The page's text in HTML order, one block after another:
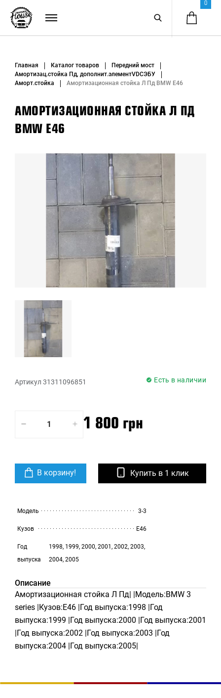
0
Главная Каталог товаров
Передний мост
Амортизац.стойка Пд, дополнит.элементVDCЭБУ
Аморт.стойка
Амортизационная стойка Л Пд BMW E46
АМОРТИЗАЦИОННАЯ СТОЙКА Л ПД
BMW E46
Артикул 31311096851 Есть в наличии
1 800 грн
В корзину! Купить в 1 клик
Модель 3-3
Кузов E46
Год
выпуска
1998, 1999, 2000, 2001, 2002, 2003,
2004, 2005
Описание
Амортизационная стойка Л Пд| |Модель:BMW 3
series |Кузов:E46 |Год выпуска:1998 |Год
выпуска:1999 |Год выпуска:2000 |Год выпуска:2001
|Год выпуска:2002 |Год выпуска:2003 |Год
выпуска:2004 |Год выпуска:2005|